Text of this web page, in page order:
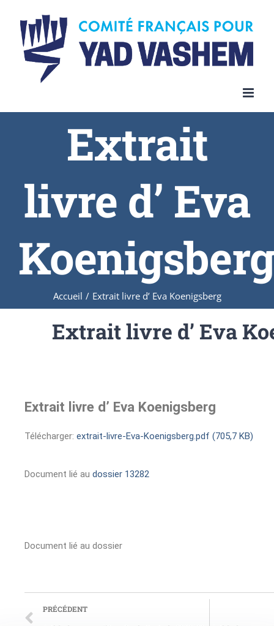
Extrait
livre d’ Eva
Koenigsberg
Accueil / Extrait livre d’ Eva Koenigsberg
Extrait livre d’ Eva
Extrait livre d’ Eva Koenigsberg
Télécharger: extrait-livre-Eva-Koenigsberg.pdf (705,7 KB)
Document lié au dossier 13282
Document lié au dossier
PRÉCÉDENT